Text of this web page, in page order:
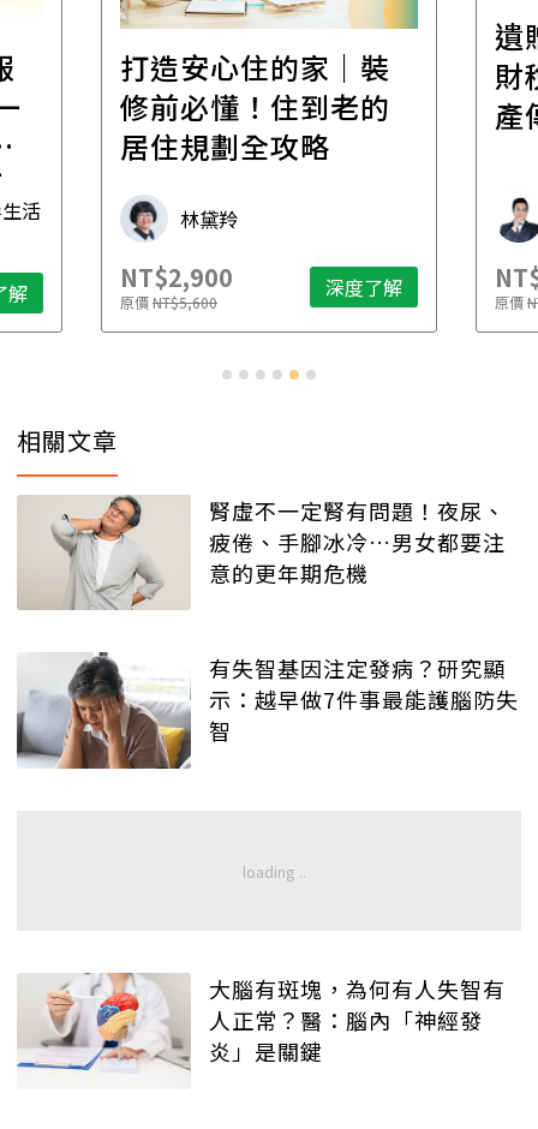
活
解
打造安心住的家｜裝
修前必懂！住到老的
居住規劃全攻略
林黛羚
NT$2,900
原價NT$5,600 深度了解
遺
財
產
原價
相關文章
腎虛不一定腎有問題！夜尿、
疲倦、手腳冰冷…男女都要注
意的更年期危機
有失智基因注定發病？研究顯
示：越早做7件事最能護腦防失
智
大腦有斑塊，為何有人失智有
人正常？醫：腦內「神經發
炎」是關鍵